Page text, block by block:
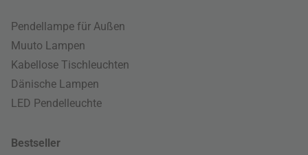
Pendellampe für Außen
Muuto Lampen
Kabellose Tischleuchten
Dänische Lampen
LED Pendelleuchte
Bestseller